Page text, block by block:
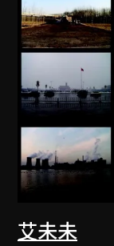
艾未未